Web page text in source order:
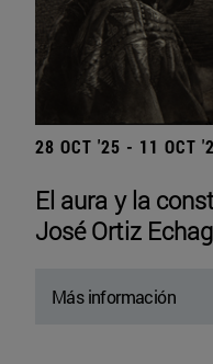
28 OCT '25 - 11 OCT
El aura y la
José Ortiz
Más información